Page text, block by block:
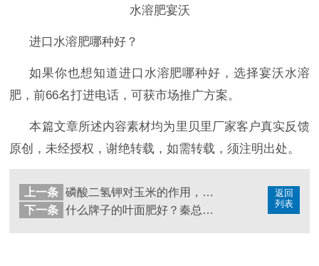
水溶肥宴沃
进口水溶肥哪种好？
如果你也想知道进口水溶肥哪种好 ，选择宴沃水溶
肥，前66名打进电话，可获市场推广方案。
本篇文章所述内容素材均为里贝里厂家客户真实反馈
原创，未经授权，谢绝转载，如需转载，须注明出处。
返回
列表
上一条
磷酸二氢钾对玉米的作用，经销商齐总案例来了
下一条
什么牌子的叶面肥好？秦总说“口碑好才是真的好”